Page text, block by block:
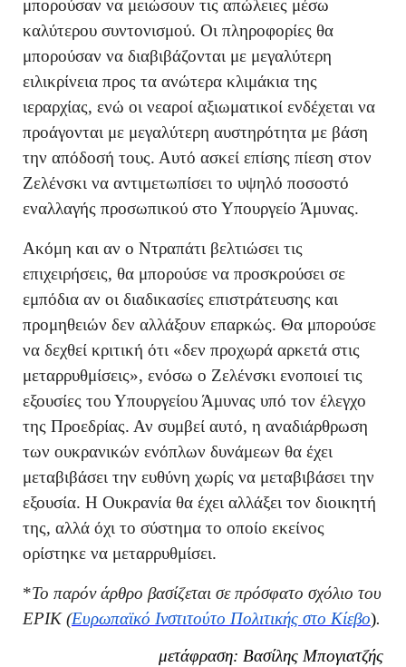
μπορούσαν να μειώσουν τις απώλειες μέσω
καλύτερου συντονισμού. Οι πληροφορίες θα
μπορούσαν να διαβιβάζονται με μεγαλύτερη
ειλικρίνεια προς τα ανώτερα κλιμάκια της
ιεραρχίας, ενώ οι νεαροί αξιωματικοί ενδέχεται να
προάγονται με μεγαλύτερη αυστηρότητα με βάση
την απόδοσή τους. Αυτό ασκεί επίσης πίεση στον
Ζελένσκι να αντιμετωπίσει το υψηλό ποσοστό
εναλλαγής προσωπικού στο Υπουργείο Άμυνας.
Ακόμη και αν ο Ντραπάτι βελτιώσει τις
επιχειρήσεις, θα μπορούσε να προσκρούσει σε
εμπόδια αν οι διαδικασίες επιστράτευσης και
προμηθειών δεν αλλάξουν επαρκώς. Θα μπορούσε
να δεχθεί κριτική ότι «δεν προχωρά αρκετά στις
μεταρρυθμίσεις», ενόσω ο Ζελένσκι ενοποιεί τις
εξουσίες του Υπουργείου Άμυνας υπό τον έλεγχο
της Προεδρίας. Αν συμβεί αυτό, η αναδιάρθρωση
των ουκρανικών ενόπλων δυνάμεων θα έχει
μεταβιβάσει την ευθύνη χωρίς να μεταβιβάσει την
εξουσία. Η Ουκρανία θα έχει αλλάξει τον διοικητή
της, αλλά όχι το σύστημα το οποίο εκείνος
ορίστηκε να μεταρρυθμίσει.
*Το παρόν άρθρο βασίζεται σε πρόσφατο σχόλιο του
EPIK (Ευρωπαϊκό Ινστιτούτο Πολιτικής στο Κίεβο).
μετάφραση: Βασίλης Μπογιατζής